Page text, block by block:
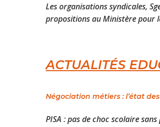
Les organisations syndicales,
propositions au Ministère pour
ACTUALITÉS
Négociation métiers : l’état
PISA : pas de choc scolaire